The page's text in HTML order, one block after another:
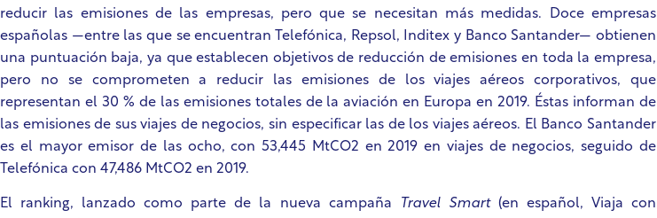
reducir las emisiones de las empresas, pero que se necesitan más medidas. Doce empresas
españolas —entre las que se encuentran Telefónica, Repsol, Inditex y Banco Santander— obtienen
una puntuación baja, ya que establecen objetivos de reducción de emisiones en toda la empresa,
pero no se comprometen a reducir las emisiones de los viajes aéreos corporativos, que
representan el 30 % de las emisiones totales de la aviación en Europa en 2019. Éstas informan de
las emisiones de sus viajes de negocios, sin especificar las de los viajes aéreos. El Banco Santander
es el mayor emisor de las ocho, con 53,445 MtCO2 en 2019 en viajes de negocios, seguido de
Telefónica con 47,486 MtCO2 en 2019.
El ranking, lanzado como parte de la nueva campaña Travel Smart (en español, Viaja con